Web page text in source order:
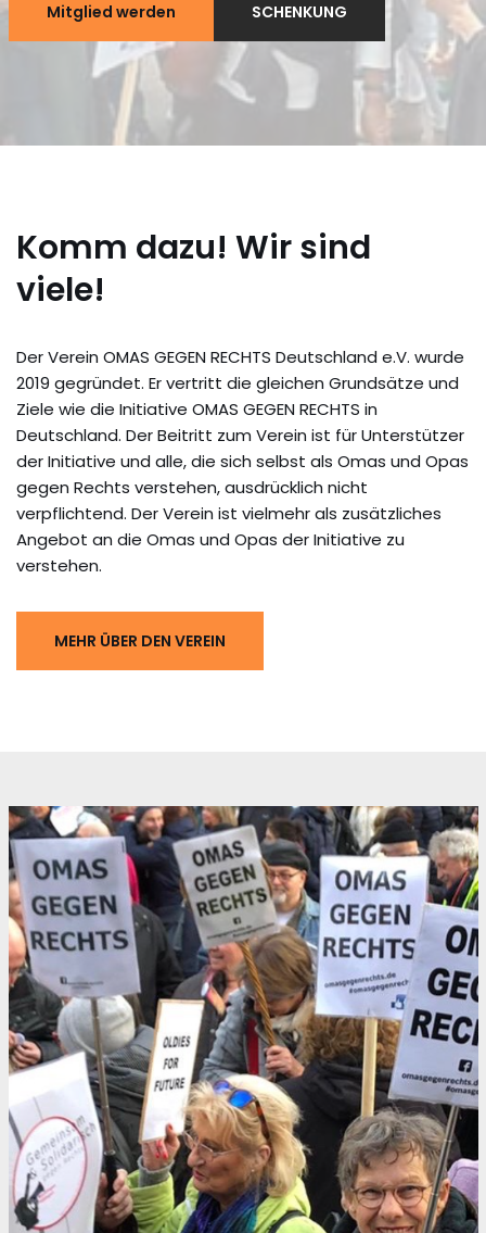
Mitglied werden SCHENKUNG
Komm dazu! Wir sind
viele!
Der Verein OMAS GEGEN RECHTS Deutschland e.V. wurde
2019 gegründet. Er vertritt die gleichen Grundsätze und
Ziele wie die Initiative OMAS GEGEN RECHTS in
Deutschland. Der Beitritt zum Verein ist für Unterstützer
der Initiative und alle, die sich selbst als Omas und Opas
gegen Rechts verstehen, ausdrücklich nicht
verpflichtend. Der Verein ist vielmehr als zusätzliches
Angebot an die Omas und Opas der Initiative zu
verstehen.
MEHR ÜBER DEN VEREIN